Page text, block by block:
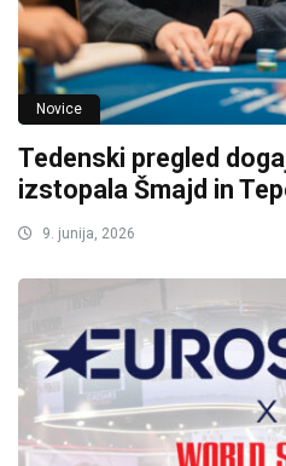
Novice
Tedenski pregled
izstopala Šmajd in
9. junija, 2026